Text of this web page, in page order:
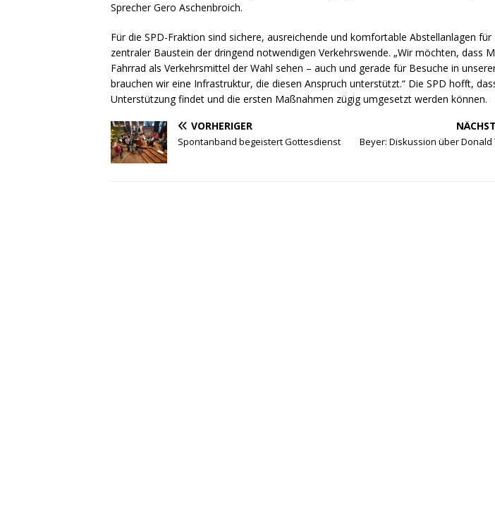
Sprecher Gero Aschenbroich.
Für die SPD-Fraktion sind sichere, ausreichende und komfortable Abstellanlagen für
zentraler Baustein der dringend notwendigen Verkehrswende. „Wir möchten, dass
Fahrrad als Verkehrsmittel der Wahl sehen – auch und gerade für Besuche in
brauchen wir eine Infrastruktur, die diesen Anspruch unterstützt.“ Die SPD hofft,
Unterstützung findet und die ersten Maßnahmen zügig umgesetzt werden können.
VORHERIGER
Spontanband begeistert Gottesdienst Beyer: Diskussion über Donald